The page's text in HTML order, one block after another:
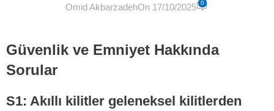
Omid AkbarzadehOn 17/10/2025 0
Güvenlik ve Emniyet Hakkında
Sorular
S1: Akıllı kilitler geleneksel kilitlerden